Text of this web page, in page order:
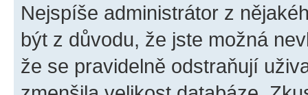
Nejspíše administrátor z
být z důvodu, že jste možná
že se pravidelně odstraňují